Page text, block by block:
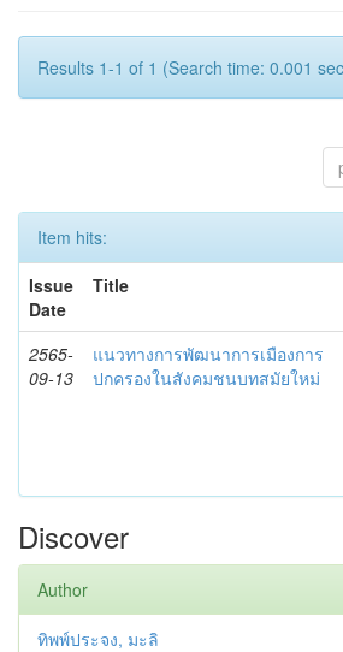
Results 1-1 of 1 (Search time: 0.001
Item hits:
Issue
Date
Title
2565-
09-13
แนวทางการพัฒนาการเมืองการ
ปกครองในสังคมชนบทสมัยใหม่
Discover
Author
ทิพพ์ประจง, มะลิ